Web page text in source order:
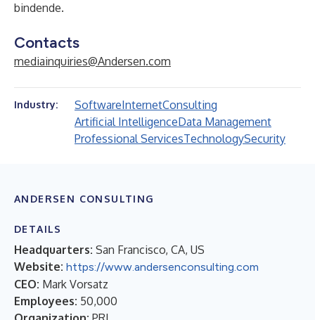
bindende.
Contacts
mediainquiries@Andersen.com
Industry: SoftwareInternetConsulting
Artificial IntelligenceData Management
Professional ServicesTechnologySecurity
ANDERSEN CONSULTING
DETAILS
Headquarters: San Francisco, CA, US
Website: https://www.andersenconsulting.com
CEO: Mark Vorsatz
Employees: 50,000